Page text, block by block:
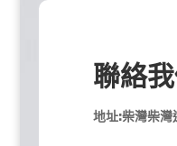
聯絡
地址:柴灣柴